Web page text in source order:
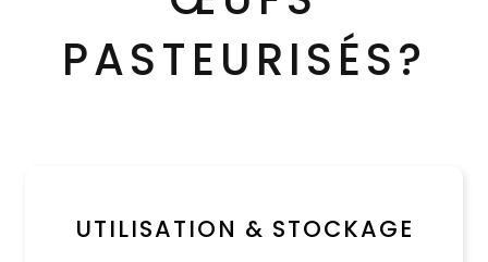
PASTEURISÉS?
UTILISATION & STOCKAGE